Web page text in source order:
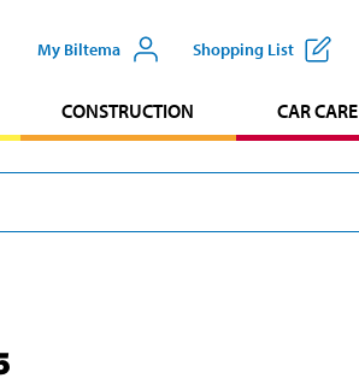
My Biltema Shopping List
CONSTRUCTION CAR CARE